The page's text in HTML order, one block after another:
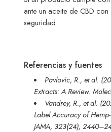
ante un aceite de CBD
seguridad.
Referencias y fuentes
Pavlovic, R., et al.
Extracts: A Review.
Vandrey, R., et al.
Label Accuracy of
JAMA, 323(24),